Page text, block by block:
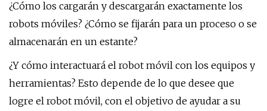
¿Cómo los cargarán y descargarán exactamente los
robots móviles? ¿Cómo se fijarán para un proceso o se
almacenarán en un estante?
¿Y cómo interactuará el robot móvil con los equipos y
herramientas? Esto depende de lo que desee que
logre el robot móvil, con el objetivo de ayudar a su